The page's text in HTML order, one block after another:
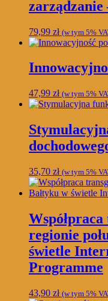
zarządzanie
79,99 zł (w tym 5%
47,99 zł (w tym 5%
35,70 zł (w tym 5%
regionie
świetle
Programme
43,90 zł (w tym 5%